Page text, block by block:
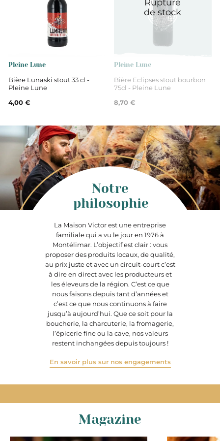
Pleine Lune
Bière Lunaski stout 33 cl -
Pleine Lune
4,00 €
Rupture
de stock
Pleine Lune
Bière Eclipses stout bourbon
75cl - Pleine Lune
8,70 €
La Maison Victor est une entreprise
familiale qui a vu le jour en 1976 à
Montélimar. L’objectif est clair : vous
proposer des produits locaux, de qualité,
au prix juste et avec un circuit-court c’est
à dire en direct avec les producteurs et
les éleveurs de la région. C’est ce que
nous faisons depuis tant d’années et
c’est ce que nous continuons à faire
jusqu’à aujourd’hui. Que ce soit pour la
boucherie, la charcuterie, la fromagerie,
l’épicerie fine ou la cave, nos valeurs
restent inchangées depuis toujours !
En savoir plus sur nos engagements
Notre
philosophie
Magazine